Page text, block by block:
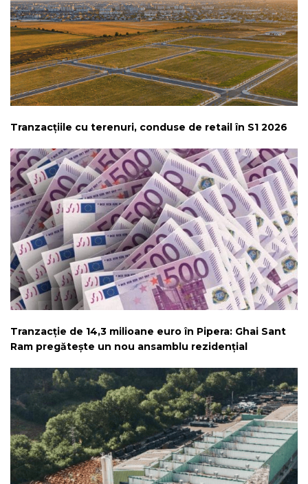
Tranzacțiile cu terenuri, conduse de retail în S1 2026
Tranzacție de 14,3 milioane euro în Pipera: Ghai Sant
Ram pregătește un nou ansamblu rezidențial